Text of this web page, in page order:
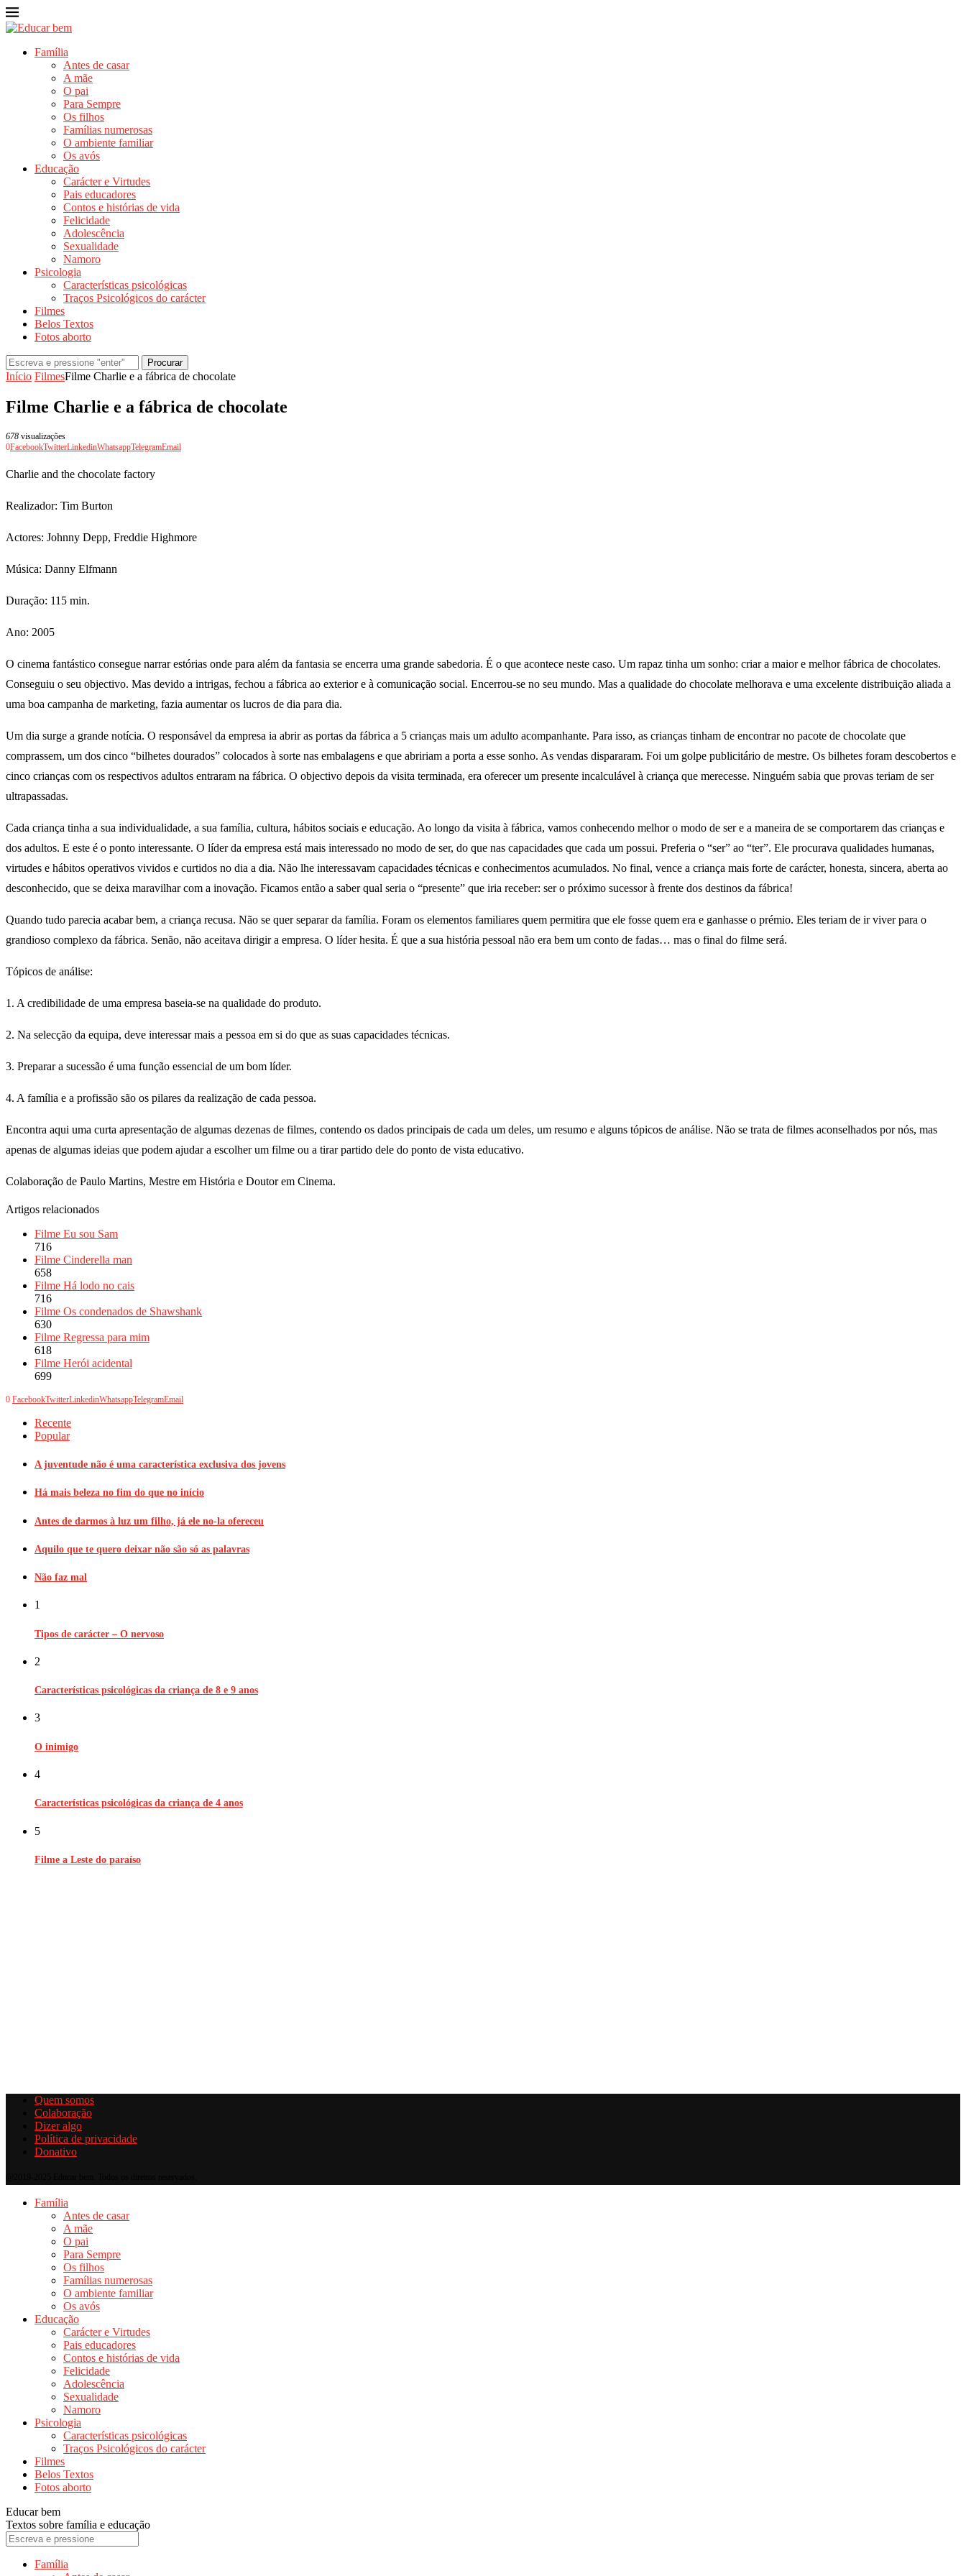
Família
Antes de casar
A mãe
O pai
Para Sempre
Os filhos
Famílias numerosas
O ambiente familiar
Os avós
Educação
Carácter e Virtudes
Pais educadores
Contos e histórias de vida
Felicidade
Adolescência
Sexualidade
Namoro
Psicologia
Características psicológicas
Traços Psicológicos do carácter
Filmes
Belos Textos
Fotos aborto
Procurar
Início FilmesFilme Charlie e a fábrica de chocolate
Filme Charlie e a fábrica de chocolate
678 visualizações
0FacebookTwitterLinkedinWhatsappTelegramEmail
Charlie and the chocolate factory
Realizador: Tim Burton
Actores: Johnny Depp, Freddie Highmore
Música: Danny Elfmann
Duração: 115 min.
Ano: 2005
O cinema fantástico consegue narrar estórias onde para além da fantasia se encerra uma grande sabedoria. É o que acontece neste caso. Um rapaz tinha um sonho: criar a maior e melhor fábrica de chocolates.
Conseguiu o seu objectivo. Mas devido a intrigas, fechou a fábrica ao exterior e à comunicação social. Encerrou-se no seu mundo. Mas a qualidade do chocolate melhorava e uma excelente distribuição aliada a
uma boa campanha de marketing, fazia aumentar os lucros de dia para dia.
Um dia surge a grande notícia. O responsável da empresa ia abrir as portas da fábrica a 5 crianças mais um adulto acompanhante. Para isso, as crianças tinham de encontrar no pacote de chocolate que
comprassem, um dos cinco “bilhetes dourados” colocados à sorte nas embalagens e que abririam a porta a esse sonho. As vendas dispararam. Foi um golpe publicitário de mestre. Os bilhetes foram descobertos e
cinco crianças com os respectivos adultos entraram na fábrica. O objectivo depois da visita terminada, era oferecer um presente incalculável à criança que merecesse. Ninguém sabia que provas teriam de ser
ultrapassadas.
Cada criança tinha a sua individualidade, a sua família, cultura, hábitos sociais e educação. Ao longo da visita à fábrica, vamos conhecendo melhor o modo de ser e a maneira de se comportarem das crianças e
dos adultos. E este é o ponto interessante. O líder da empresa está mais interessado no modo de ser, do que nas capacidades que cada um possui. Preferia o “ser” ao “ter”. Ele procurava qualidades humanas,
virtudes e hábitos operativos vividos e curtidos no dia a dia. Não lhe interessavam capacidades técnicas e conhecimentos acumulados. No final, vence a criança mais forte de carácter, honesta, sincera, aberta ao
desconhecido, que se deixa maravilhar com a inovação. Ficamos então a saber qual seria o “presente” que iria receber: ser o próximo sucessor à frente dos destinos da fábrica!
Quando tudo parecia acabar bem, a criança recusa. Não se quer separar da família. Foram os elementos familiares quem permitira que ele fosse quem era e ganhasse o prémio. Eles teriam de ir viver para o
grandioso complexo da fábrica. Senão, não aceitava dirigir a empresa. O líder hesita. É que a sua história pessoal não era bem um conto de fadas… mas o final do filme será.
Tópicos de análise:
1. A credibilidade de uma empresa baseia-se na qualidade do produto.
2. Na selecção da equipa, deve interessar mais a pessoa em si do que as suas capacidades técnicas.
3. Preparar a sucessão é uma função essencial de um bom líder.
4. A família e a profissão são os pilares da realização de cada pessoa.
Encontra aqui uma curta apresentação de algumas dezenas de filmes, contendo os dados principais de cada um deles, um resumo e alguns tópicos de análise. Não se trata de filmes aconselhados por nós, mas
apenas de algumas ideias que podem ajudar a escolher um filme ou a tirar partido dele do ponto de vista educativo.
Colaboração de Paulo Martins, Mestre em História e Doutor em Cinema.
Artigos relacionados
Filme Eu sou Sam
716
Filme Cinderella man
658
Filme Há lodo no cais
716
Filme Os condenados de Shawshank
630
Filme Regressa para mim
618
Filme Herói acidental
699
0 FacebookTwitterLinkedinWhatsappTelegramEmail
Recente
Popular
A juventude não é uma característica exclusiva dos jovens
Há mais beleza no fim do que no início
Antes de darmos à luz um filho, já ele no-la ofereceu
Aquilo que te quero deixar não são só as palavras
Não faz mal
1
Tipos de carácter – O nervoso
2
Características psicológicas da criança de 8 e 9 anos
3
O inimigo
4
Características psicológicas da criança de 4 anos
5
Filme a Leste do paraíso
Quem somos
Colaboração
Dizer algo
Política de privacidade
Donativo
Família
Antes de casar
A mãe
O pai
Para Sempre
Os filhos
Famílias numerosas
O ambiente familiar
Os avós
Educação
Carácter e Virtudes
Pais educadores
Contos e histórias de vida
Felicidade
Adolescência
Sexualidade
Namoro
Psicologia
Características psicológicas
Traços Psicológicos do carácter
Filmes
Belos Textos
Fotos aborto
Educar bem
Textos sobre família e educação
Família